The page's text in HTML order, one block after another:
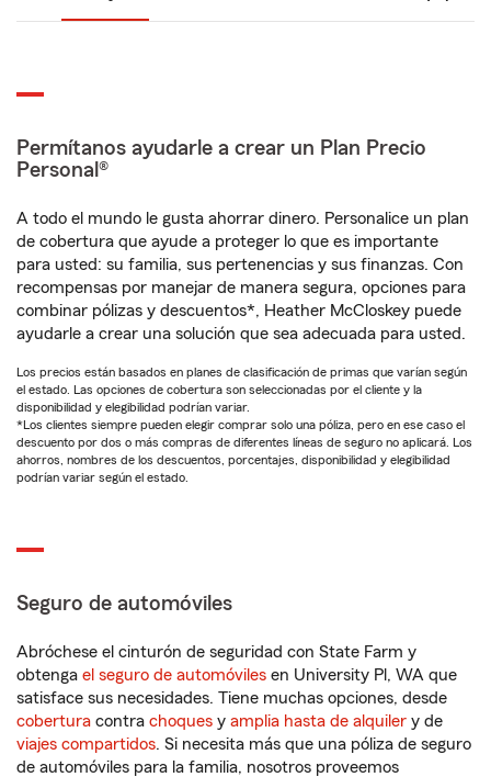
Permítanos ayudarle a crear un Plan Precio
Personal®
A todo el mundo le gusta ahorrar dinero. Personalice un plan
de cobertura que ayude a proteger lo que es importante
para usted: su familia, sus pertenencias y sus finanzas. Con
recompensas por manejar de manera segura, opciones para
combinar pólizas y descuentos*, Heather McCloskey puede
ayudarle a crear una solución que sea adecuada para usted.
Los precios están basados en planes de clasificación de primas que varían según
el estado. Las opciones de cobertura son seleccionadas por el cliente y la
disponibilidad y elegibilidad podrían variar.
*Los clientes siempre pueden elegir comprar solo una póliza, pero en ese caso el
descuento por dos o más compras de diferentes líneas de seguro no aplicará. Los
ahorros, nombres de los descuentos, porcentajes, disponibilidad y elegibilidad
podrían variar según el estado.
Seguro de automóviles
Abróchese el cinturón de seguridad con State Farm y
obtenga el seguro de automóviles en University Pl, WA que
satisface sus necesidades. Tiene muchas opciones, desde
cobertura contra choques y amplia hasta de alquiler y de
viajes compartidos. Si necesita más que una póliza de seguro
de automóviles para la familia, nosotros proveemos